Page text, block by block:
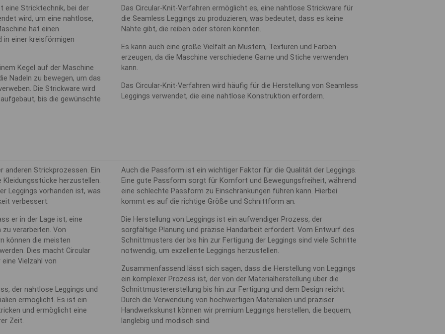
eine Stricktechnik, bei der
wird, um eine nahtlose,
hat einen
in einer kreisförmigen
Kegel auf der Maschine
Nadeln zu bewegen, um das
Die Strickware wird
bis die gewünschte
Das Circular-Knit-Verfahren ermöglicht es, eine nahtlose Strickware für
die Seamless Leggings zu produzieren, was bedeutet, dass es keine
Nähte gibt, die reiben oder stören könnten.
Es kann auch eine große Vielfalt an Mustern, Texturen und Farben
erzeugen, da die Maschine verschiedene Garne und Stiche verwenden
kann.
Das Circular-Knit-Verfahren wird häufig für die Herstellung von Seamless
Leggings verwendet, die eine nahtlose Konstruktion erfordern.
anderen Strickprozessen. Ein
herzustellen.
Leggings vorhanden ist, was
verbessert.
er in der Lage ist, eine
verarbeiten. Von
können die meisten
Dies macht Circular
Vielzahl von
der nahtlose Leggings und
ermöglicht. Es ist ein
und ermöglicht eine
Zeit.
Auch die Passform ist ein wichtiger Faktor für die Qualität der Leggings.
Eine gute Passform sorgt für Komfort und Bewegungsfreiheit, während
eine schlechte Passform zu Einschränkungen führen kann. Hierbei
kommt es auf die richtige Größe und Schnittform an.
Die Herstellung von Leggings ist ein aufwendiger Prozess, der
sorgfältige Planung und präzise Handarbeit erfordert. Vom Entwurf des
Schnittmusters der bis hin zur Fertigung der Leggings sind viele Schritte
notwendig, um exzellente Leggings herzustellen.
Zusammenfassend lässt sich sagen, dass die Herstellung von Leggings
ein komplexer Prozess ist, der von der Materialherstellung über die
Schnittmustererstellung bis hin zur Fertigung und dem Design reicht.
Durch die Verwendung von hochwertigen Materialien und präziser
Handwerkskunst können wir premium Leggings herstellen, die bequem,
langlebig und modisch sind.